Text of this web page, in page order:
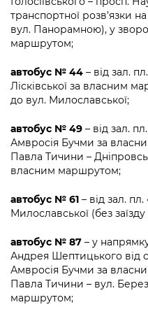
Київська міська
транспортної розв’язки
вул. Панорамною), у
маршрутом;
автобус № 44 – від зал.
Лісківської за власним
до вул. Милославської;
автобус № 49 – від зал.
Амвросія Бучми за
Павла Тичини –
власним маршрутом;
автобус № 61 – від зал.
Милославської (без заїзду
автобус № 87 – у
Андрея Шептицького від
Амвросія Бучми за
Павла Тичини – вул.
маршрутом;